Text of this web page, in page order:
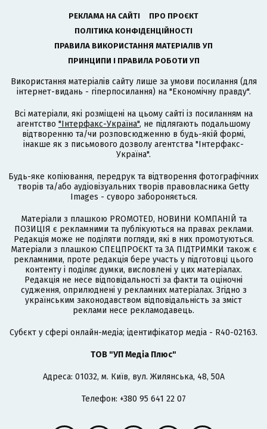
РЕКЛАМА НА САЙТІ
ПРО ПРОЄКТ
ПОЛІТИКА КОНФІДЕНЦІЙНОСТІ
ПРАВИЛА ВИКОРИСТАННЯ МАТЕРІАЛІВ УП
ПРИНЦИПИ І ПРАВИЛА РОБОТИ УП
Використання матеріалів сайту лише за умови посилання (для
інтернет-видань - гіперпосилання) на "Економічну правду".
Всі матеріали, які розміщені на цьому сайті із посиланням на
агентство "Інтерфакс-Україна", не підлягають подальшому
відтворенню та/чи розповсюдженню в будь-якій формі,
інакше як з письмового дозволу агентства "Інтерфакс-
Україна".
Будь-яке копіювання, передрук та відтворення фотографічних
творів та/або аудіовізуальних творів правовласника Getty
Images - суворо забороняється.
Матеріали з плашкою PROMOTED, НОВИНИ КОМПАНІЙ та
ПОЗИЦІЯ є рекламними та публікуються на правах реклами.
Редакція може не поділяти погляди, які в них промотуються.
Матеріали з плашкою СПЕЦПРОЄКТ та ЗА ПІДТРИМКИ також є
рекламними, проте редакція бере участь у підготовці цього
контенту і поділяє думки, висловлені у цих матеріалах.
Редакція не несе відповідальності за факти та оціночні
судження, оприлюднені у рекламних матеріалах. Згідно з
українським законодавством відповідальність за зміст
реклами несе рекламодавець.
Cубєкт у сфері онлайн-медіа; ідентифікатор медіа - R40-02163.
ТОВ "УП Медіа Плюс"
Адреса: 01032, м. Київ, вул. Жилянська, 48, 50А
Телефон: +380 95 641 22 07